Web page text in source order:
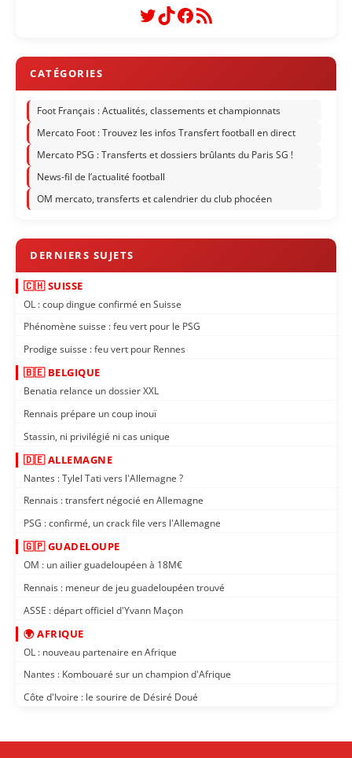
Twitter
TikTok
Facebook
Flux RSS
Foot Français : Actualités, classements et championnats
Mercato Foot : Trouvez les infos Transfert football en direct
Mercato PSG : Transferts et dossiers brûlants du Paris SG !
News-fil de l’actualité football
OM mercato, transferts et calendrier du club phocéen
🇨🇭 SUISSE
OL : coup dingue confirmé en Suisse
Phénomène suisse : feu vert pour le PSG
Prodige suisse : feu vert pour Rennes
🇧🇪 BELGIQUE
Benatia relance un dossier XXL
Rennais prépare un coup inouï
Stassin, ni privilégié ni cas unique
🇩🇪 ALLEMAGNE
Nantes : Tylel Tati vers l'Allemagne ?
Rennais : transfert négocié en Allemagne
PSG : confirmé, un crack file vers l'Allemagne
🇬🇵 GUADELOUPE
OM : un ailier guadeloupéen à 18M€
Rennais : meneur de jeu guadeloupéen trouvé
ASSE : départ officiel d'Yvann Maçon
🌍 AFRIQUE
OL : nouveau partenaire en Afrique
Nantes : Kombouaré sur un champion d'Afrique
Côte d'Ivoire : le sourire de Désiré Doué